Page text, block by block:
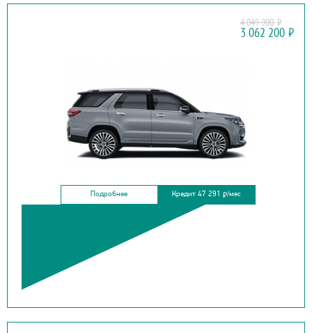
4 049 900₽
3 062 200 ₽
Подробнее Кредит 47 291 ₽/мес